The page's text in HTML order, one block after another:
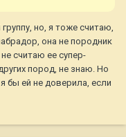
но, я тоже считаю,
она не породник
считаю ее супер-
пород, не знаю. Но
бы ей не доверила, если